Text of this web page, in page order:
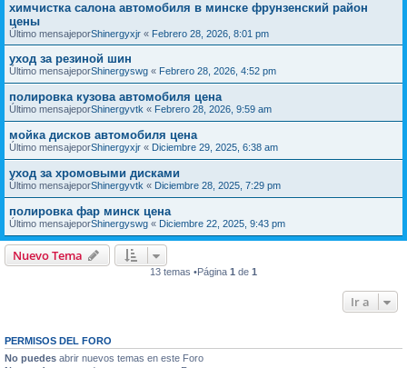
химчистка салона автомобиля в минске фрунзенский район
цены
Último mensajeporShinergyxjr « Febrero 28, 2026, 8:01 pm
уход за резиной шин
Último mensajeporShinergyswg « Febrero 28, 2026, 4:52 pm
полировка кузова автомобиля цена
Último mensajeporShinergyvtk « Febrero 28, 2026, 9:59 am
мойка дисков автомобиля цена
Último mensajeporShinergyxjr « Diciembre 29, 2025, 6:38 am
уход за хромовыми дисками
Último mensajeporShinergyvtk « Diciembre 28, 2025, 7:29 pm
полировка фар минск цена
Último mensajeporShinergyswg « Diciembre 22, 2025, 9:43 pm
Nuevo Tema
13 temas •Página 1 de 1
Ir a
PERMISOS DEL FORO
No puedes abrir nuevos temas en este Foro